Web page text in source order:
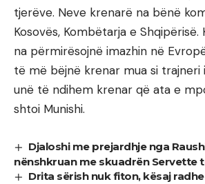
tjerëve. Neve krenarë na bënë
Kosovës, Kombëtarja e
na përmirësojnë imazhin në
të më bëjnë krenar mua si trajneri
unë të ndihem krenar që ata e
shtoi Munishi.
Djaloshi me prejardhje nga
nënshkruan me skuadrën Servette
Drita sërish nuk fiton, kësaj